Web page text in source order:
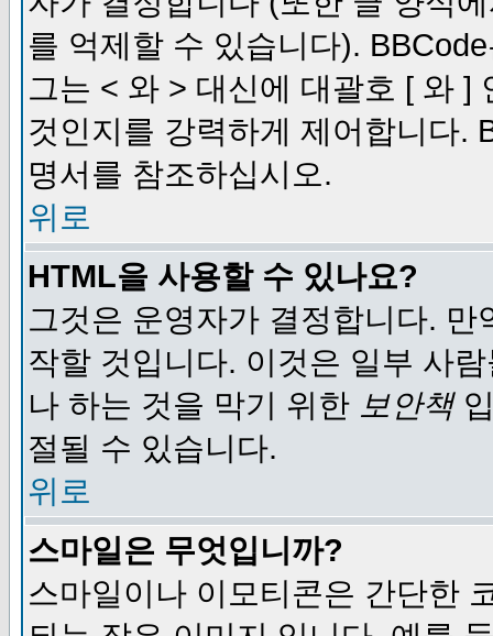
를 억제할 수 있습니다).
그는 < 와 > 대신에 대괄호 [ 와 ]
것인지를 강력하게 제어합니다.
명서를 참조하십시오.
위로
HTML을 사용할 수 있나요?
그것은 운영자가 결정합니다.
작할 것입니다. 이것은 일부 사
나 하는 것을 막기 위한 보안책
절될 수 있습니다.
위로
스마일은 무엇입니까?
스마일이나 이모티콘은 간단한